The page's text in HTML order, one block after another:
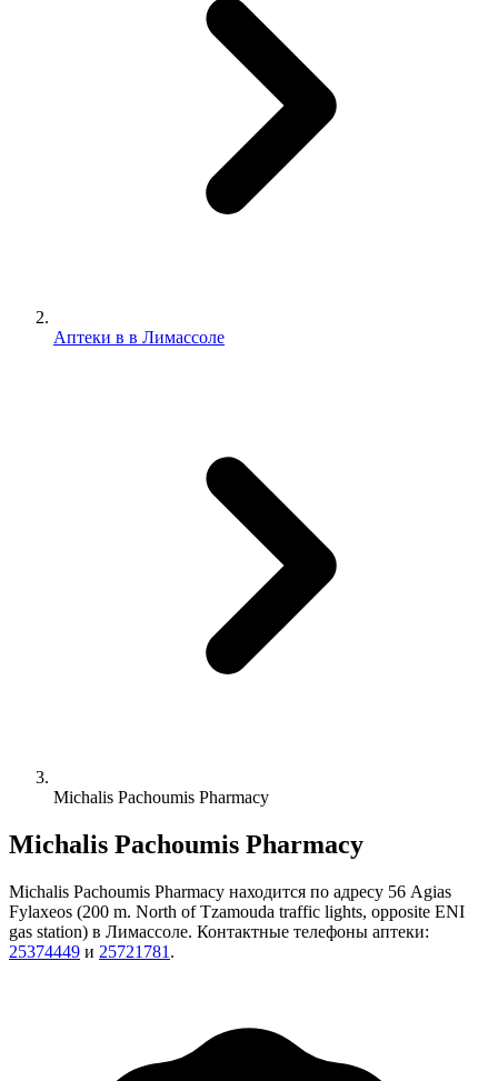
Аптеки в в Лимассоле
Michalis Pachoumis Pharmacy
Michalis Pachoumis Pharmacy
Michalis Pachoumis Pharmacy находится по адресу 56 Agias
Fylaxeos (200 m. North of Tzamouda traffic lights, opposite ENI
gas station) в Лимассоле. Контактные телефоны аптеки:
25374449 и 25721781 .